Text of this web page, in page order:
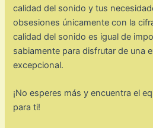
calidad del sonido y tus
obsesiones únicamente con la
calidad del sonido es igual de
sabiamente para disfrutar de una
excepcional.
¡No esperes más y encuentra el
para ti!